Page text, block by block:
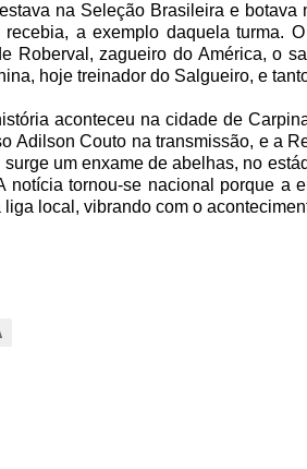
na Seleção Brasileira e
a exemplo daquela turma.
Roberval, zagueiro do América, o
hoje treinador do Salgueiro, e
aconteceu na cidade de
Adilson Couto na transmissão, e a
um enxame de abelhas, no
notícia tornou-se nacional porque a
local, vibrando com o